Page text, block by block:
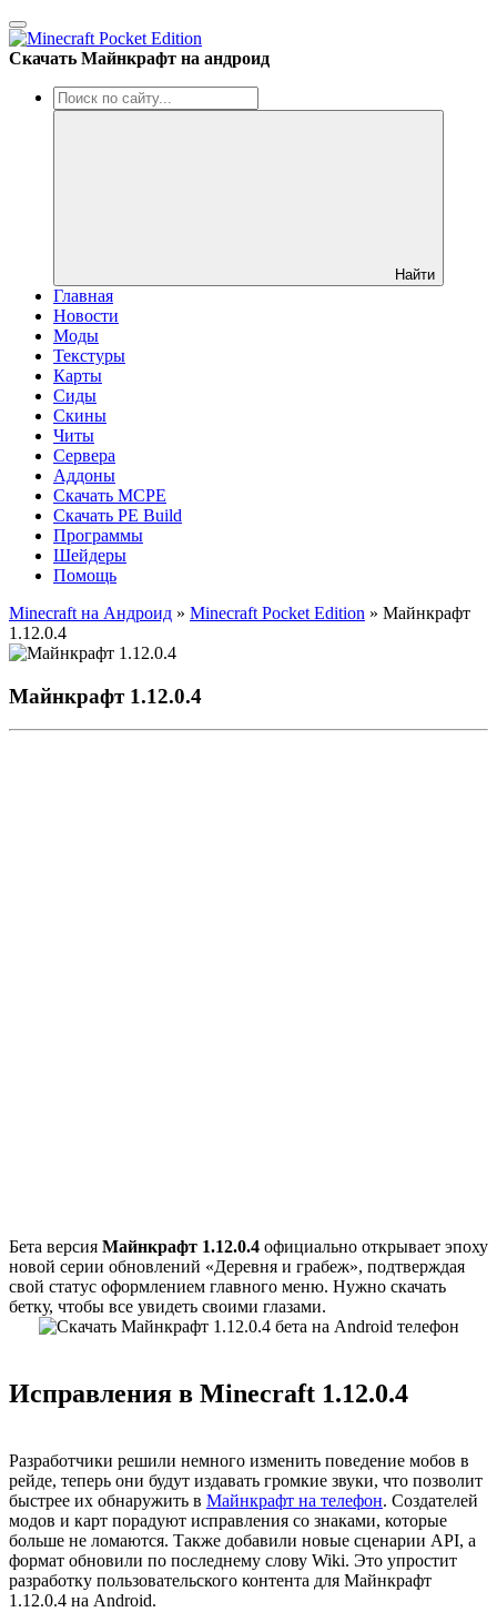
Скачать Майнкрафт на андроид
Найти
Главная
Новости
Моды
Текстуры
Карты
Сиды
Cкины
Читы
Сервера
Аддоны
Скачать MCPE
Скачать PE Build
Программы
Шейдеры
Помощь
Minecraft на Андроид » Minecraft Pocket Edition » Майнкрафт
1.12.0.4
Майнкрафт 1.12.0.4
Бета версия Майнкрафт 1.12.0.4 официально открывает эпоху
новой серии обновлений «Деревня и грабеж», подтверждая
свой статус оформлением главного меню. Нужно скачать
бетку, чтобы все увидеть своими глазами.
Исправления в Minecraft 1.12.0.4
Разработчики решили немного изменить поведение мобов в
рейде, теперь они будут издавать громкие звуки, что позволит
быстрее их обнаружить в Майнкрафт на телефон. Создателей
модов и карт порадуют исправления со знаками, которые
больше не ломаются. Также добавили новые сценарии API, а
формат обновили по последнему слову Wiki. Это упростит
разработку пользовательского контента для Майнкрафт
1.12.0.4 на Android.